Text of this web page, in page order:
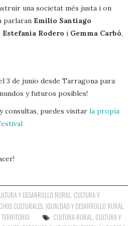
una societat més justa i on
parlaran Emilio Santiago
Roderoi Gemma Carbó,
3 de junio desde Tarragona para
y futuros posibles!
consultas, puedes visitarla propia
Y DESARROLLO RURAL, CULTURA Y
CULTURALES, IGUALDAD Y DESARROLLO RURAL,
TERRITORIO CULTURA RURAL, CULTURA Y